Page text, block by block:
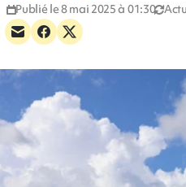
Publié le 8 mai 2025 à 01:30